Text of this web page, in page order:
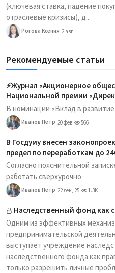
(ключевая ставка, падение
отраслевые кризисы), д...
Рогова Ксения 2 авг
Рекомендуемые статьи
⚡️Журнал «Акционерное
Национальной премии
В номинации «Вклад в
Иванов Петр 20 фев 566
В Госдуму внесен
предел по переработкам до
Согласно пояснительной
работать сверхурочно
Иванов Петр 22 дек, 25 1.3K
Наследственный фонд как
Одним из эффективных
предпринимательской
выступает учреждение
наследственного фонда как
только разрешить личные